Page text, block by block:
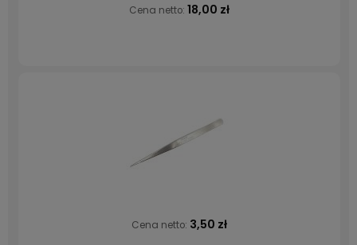
Cena netto: 18,00 zł
Cena netto: 3,50 zł